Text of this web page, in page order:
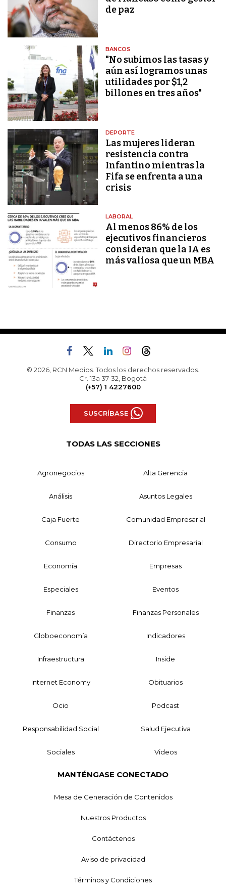
de paz
BANCOS
"No subimos las tasas y
aún así logramos unas
utilidades por $1,2
billones en tres años"
DEPORTE
Las mujeres lideran
resistencia contra
Infantino mientras la
Fifa se enfrenta a una
crisis
LABORAL
Al menos 86% de los
ejecutivos financieros
consideran que la IA es
más valiosa que un MBA
© 2026, RCN Medios. Todos los derechos reservados.
Cr. 13a 37-32, Bogotá
(+57) 1 4227600
SUSCRÍBASE
TODAS LAS SECCIONES
Agronegocios Alta Gerencia
Análisis Asuntos Legales
Caja Fuerte Comunidad Empresarial
Consumo Directorio Empresarial
Economía Empresas
Especiales Eventos
Finanzas Finanzas Personales
Globoeconomía Indicadores
Infraestructura Inside
Internet Economy Obituarios
Ocio Podcast
Responsabilidad Social Salud Ejecutiva
Sociales Videos
MANTÉNGASE CONECTADO
Mesa de Generación de Contenidos
Nuestros Productos
Contáctenos
Aviso de privacidad
Términos y Condiciones